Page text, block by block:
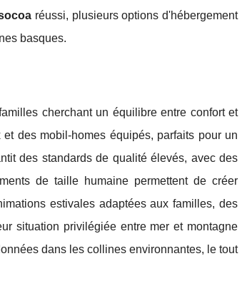
réussi, plusieurs options d'hébergement
basques.
cherchant un équilibre entre confort et
des mobil-homes équipés, parfaits pour un
des standards de qualité élevés, avec des
de taille humaine permettent de créer
estivales adaptées aux familles, des
situation privilégiée entre mer et montagne
dans les collines environnantes, le tout